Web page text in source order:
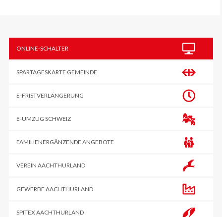
Sidebar
ONLINE-SCHALTER
SPARTAGESKARTE GEMEINDE
E-FRIST­VERLÄNGERUNG
E-UMZUG SCHWEIZ
FAMILIENERGÄNZENDE ANGEBOTE
VEREIN AACHTHURLAND
GEWERBE AACHTHURLAND
SPITEX AACHTHURLAND